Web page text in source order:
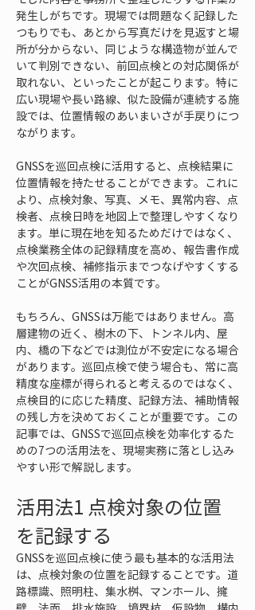
発生しがちです。現場では問題なく記録した
つもりでも、あとから写真だけを見返すと場
所が分からない、同じような構造物が並んで
いて判別できない、前回点検との対応関係が
取れない、といったことが起こります。特に
広い現場や長い路線、似た設備が連続する施
設では、位置情報のあいまいさが手戻りにつ
ながります。
GNSSを巡回点検に活用すると、点検結果に
位置情報を持たせることができます。これに
より、点検対象、写真、メモ、異常内容、点
検者、点検日時を地図上で整理しやすくなり
ます。単に現在地を知るためだけではなく、
点検業務全体の記録精度を高め、報告書作成
や次回点検、補修指示までつなげやすくする
ことがGNSS活用の本質です。
もちろん、GNSSは万能ではありません。高
層建物の近く、樹木の下、トンネル内、屋
内、橋の下などでは測位が不安定になる場合
があります。巡回点検で使う場合も、常に高
精度な座標が得られると考えるのではなく、
点検目的に応じた精度、記録方法、補助情報
の残し方を決めておくことが重要です。この
記事では、GNSSで巡回点検を効率化するた
めの7つの活用法を、現場実務に落とし込み
やすい形で解説します。
活用法1 点検対象の位置
を記録する
GNSSを巡回点検に使う最も基本的な活用法
は、点検対象の位置を記録することです。道
路標識、照明柱、集水桝、マンホール、擁